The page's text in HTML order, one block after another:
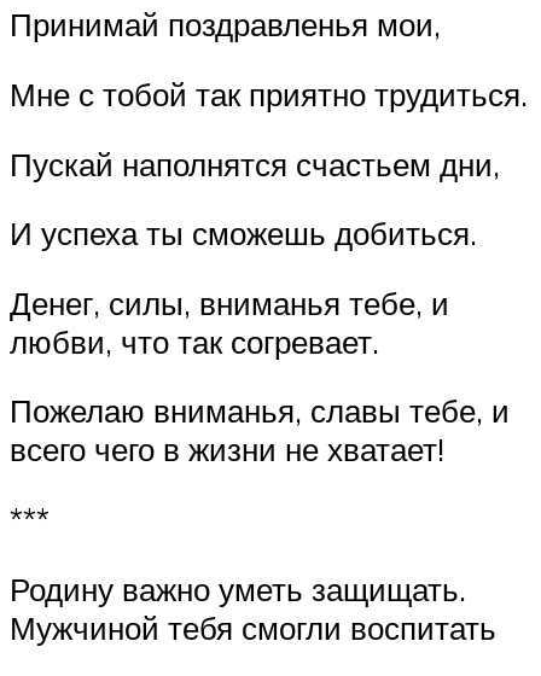
Принимай поздравленья мои,
Мне с тобой так приятно трудиться.
Пускай наполнятся счастьем дни,
И успеха ты сможешь добиться.
Денег, силы, вниманья тебе, и
любви, что так согревает.
Пожелаю вниманья, славы тебе, и
всего чего в жизни не хватает!
***
Родину важно уметь защищать.
Мужчиной тебя смогли воспитать